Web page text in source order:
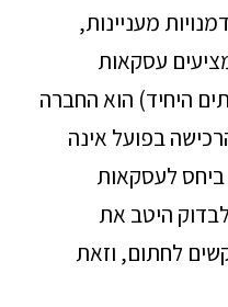
מעניינות,
עסקאות
היחיד) הוא החברה
בפועל אינה
ביחס לעסקאות
היטב את
לחתום, וזאת